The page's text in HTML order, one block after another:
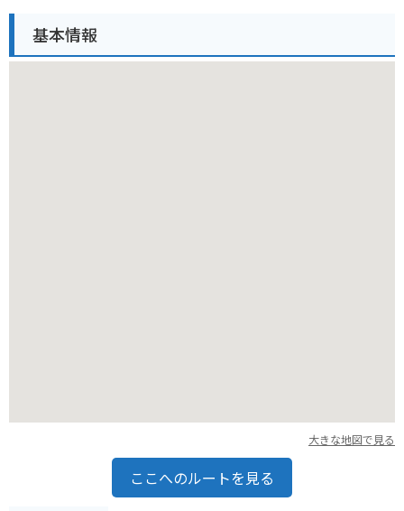
また、道の駅の目の前には、太平洋を一望できる「四倉海岸」
基本情報
大きな地図で見る
ここへのルートを見る